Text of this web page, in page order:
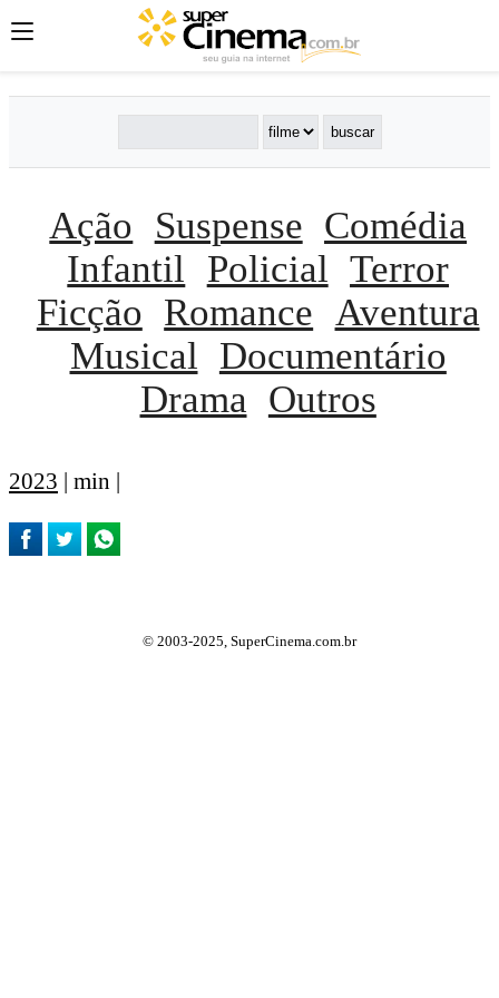
Ação Suspense Comédia
Infantil
Policial Terror
Ficção Romance Aventura
Musical
Documentário
Drama Outros
2023 | min |
© 2003-2025, SuperCinema.com.br